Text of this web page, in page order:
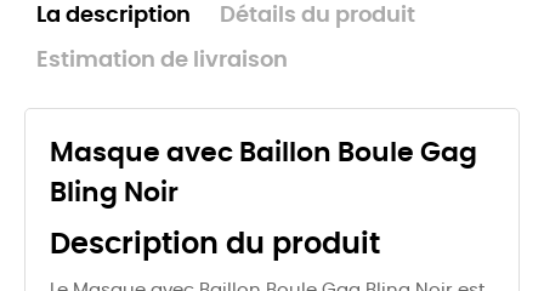
La description Détails du produit
Estimation de livraison
Masque avec Baillon Boule Gag
Bling Noir
Description du produit